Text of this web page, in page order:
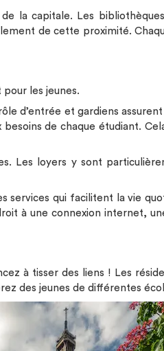
la capitale. Les
de cette proximité.
les jeunes.
d’entrée et gardiens
de chaque étudiant.
Les loyers y sont
qui facilitent la vie
à une connexion internet,
à tisser des liens ! Les
des jeunes de différentes